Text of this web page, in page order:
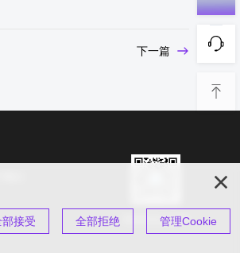
下一篇
扫码关注公众号
部接受 全部拒绝 管理Cookie